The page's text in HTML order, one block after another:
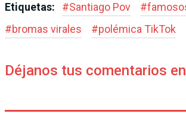
Etiquetas: #Santiago Pov #
#bromas virales #polémica TikTok
Déjanos tus comentarios